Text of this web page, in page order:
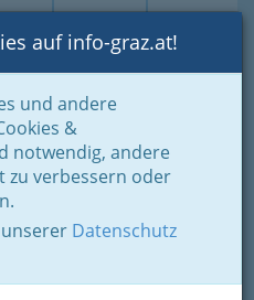
Login Toggle
auf info-graz.at!
und andere
&
notwendig, andere
zu verbessern oder
Datenschutz
- regional und international
Afana
di Trevi